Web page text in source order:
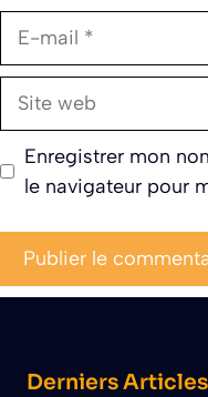
E-
Site
Enregistrer mon
le navigateur pour
Derniers